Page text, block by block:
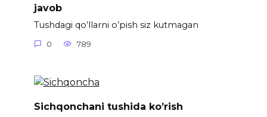
javob
Tushdagi qo’llarni o’pish siz kutmagan
0 789
Sichqonchani tushida ko’rish